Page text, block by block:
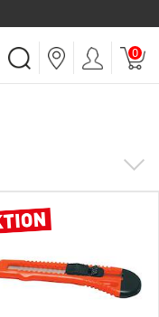
0